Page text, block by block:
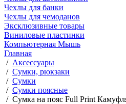
Чехлы для банки
Чехлы для чемоданов
Эксклюзивные товары
Виниловые пластинки
Компьютерная Мышь
Главная
/ Аксессуары
/ Сумки, рюкзаки
/ Сумки
/ Сумки поясные
/ Сумка на пояс Full Print